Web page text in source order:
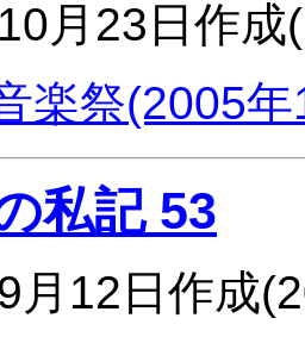
月23日作
楽祭(2005
私記 53
月12日作成